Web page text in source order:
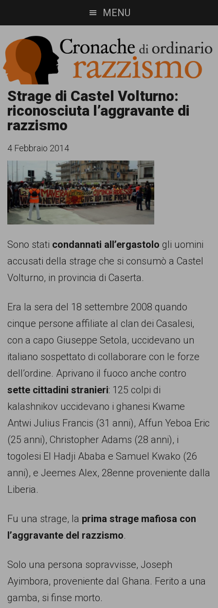
to
main
content
to
footer
MENU
Cronache
di
ordinario
razzismo
Cronachediordinariorazzismo.org
un
sito
informazione,
approfondimento
comunicazione
specificamente
dedicato
al
del
razzismo
curato
da
Lunaria
collaborazione
con
persone,
associazioni
movimenti
battono
pari
Strage di Castel Volturno:
riconosciuta l’aggravante di
razzismo
4 Febbraio 2014
Sono stati condannati all’ergastolo gli uomini
accusati della strage che si consumò a Castel
Volturno, in provincia di Caserta.
Era la sera del 18 settembre 2008 quando
cinque persone affiliate al clan dei Casalesi,
con a capo Giuseppe Setola, uccidevano un
italiano sospettato di collaborare con le forze
dell’ordine. Aprivano il fuoco anche contro
sette cittadini stranieri: 125 colpi di
kalashnikov uccidevano i ghanesi Kwame
Antwi Julius Francis (31 anni), Affun Yeboa Eric
(25 anni), Christopher Adams (28 anni), i
togolesi El Hadji Ababa e Samuel Kwako (26
anni), e Jeemes Alex, 28enne proveniente dalla
Liberia.
Fu una strage, la prima strage mafiosa con
l’aggravante del razzismo.
Solo una persona sopravvisse, Joseph
Ayimbora, proveniente dal Ghana. Ferito a una
gamba, si finse morto.